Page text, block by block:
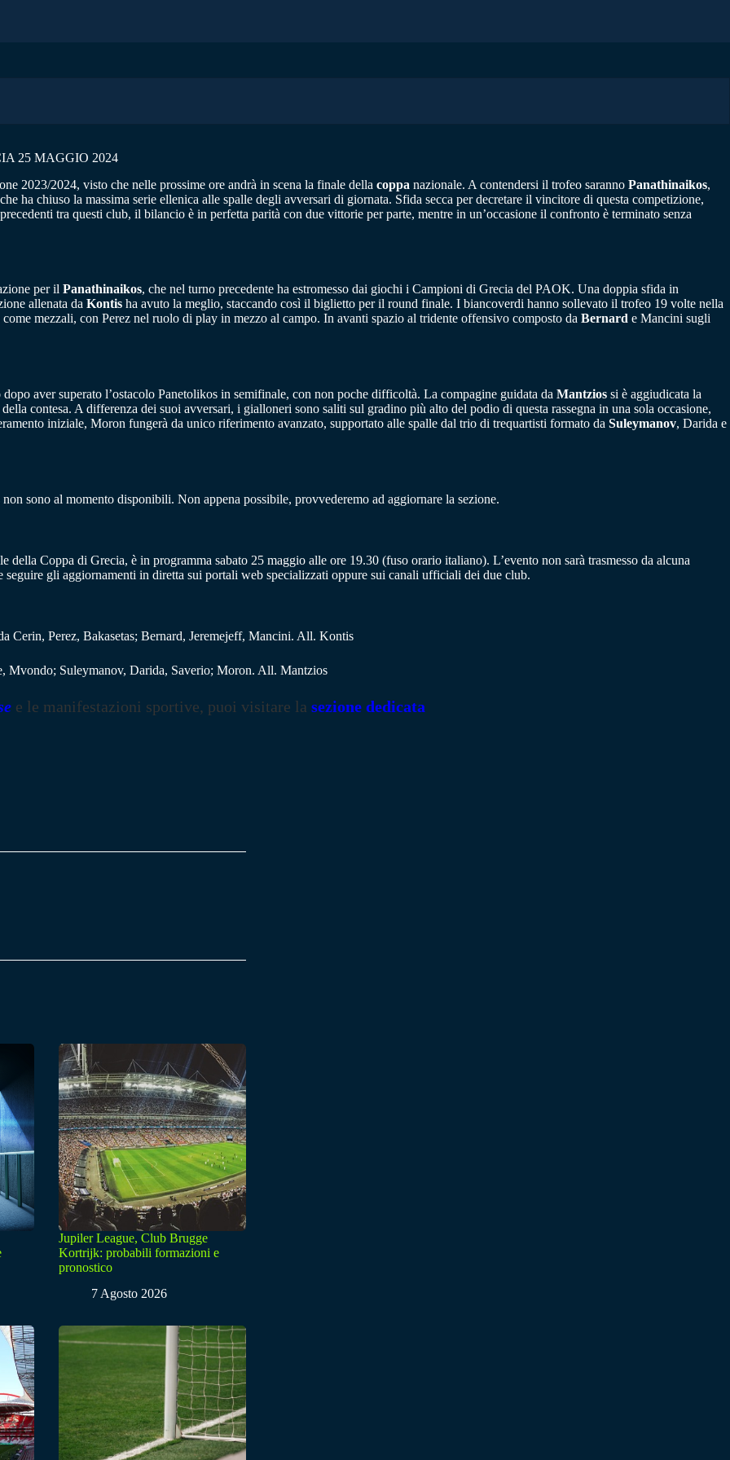
25 MAGGIO 2024
2023/2024, visto che nelle prossime ore andrà in scena la finale della coppa nazionale. A contendersi il trofeo saranno Panathinaikos,
ha chiuso la massima serie ellenica alle spalle degli avversari di giornata. Sfida secca per decretare il vincitore di questa competizione,
tra questi club, il bilancio è in perfetta parità con due vittorie per parte, mentre in un’occasione il confronto è terminato senza
per il Panathinaikos, che nel turno precedente ha estromesso dai giochi i Campioni di Grecia del PAOK. Una doppia sfida in
allenata da Kontis ha avuto la meglio, staccando così il biglietto per il round finale. I biancoverdi hanno sollevato il trofeo 19 volte nella
mezzali, con Perez nel ruolo di play in mezzo al campo. In avanti spazio al tridente offensivo composto da Bernard e Mancini sugli
dopo aver superato l’ostacolo Panetolikos in semifinale, con non poche difficoltà. La compagine guidata da Mantzios si è aggiudicata la
contesa. A differenza dei suoi avversari, i gialloneri sono saliti sul gradino più alto del podio di questa rassegna in una sola occasione,
iniziale, Moron fungerà da unico riferimento avanzato, supportato alle spalle dal trio di trequartisti formato da Suleymanov, Darida e
sono al momento disponibili. Non appena possibile, provvederemo ad aggiornare la sezione.
Coppa di Grecia, è in programma sabato 25 maggio alle ore 19.30 (fuso orario italiano). L’evento non sarà trasmesso da alcuna
gli aggiornamenti in diretta sui portali web specializzati oppure sui canali ufficiali dei due club.
Cerin, Perez, Bakasetas; Bernard, Jeremejeff, Mancini. All. Kontis
Mvondo; Suleymanov, Darida, Saverio; Moron. All. Mantzios
e le manifestazioni sportive, puoi visitare la sezione dedicata
Jupiler League, Club Brugge
Kortrijk: probabili formazioni e
pronostico
7 Agosto 2026